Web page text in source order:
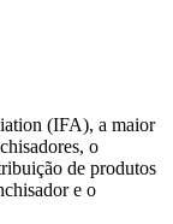
(IFA), a maior
o
de produtos
e o